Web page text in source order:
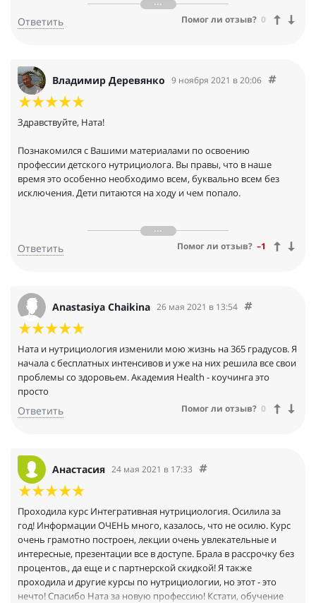
детском развитии. Конечно, материал обширный, сложно
охватить все в доступном
дополняют картину лекций.
Очень удобно и очень благодарю за то, что есть конспекты, с
которыми можно работать,
распечатывать и фиксировать всю информацию на них. Так же
очень удобно, что все
большая работа
организаторов, спасибо им за это! Курс достойный, своих
денег стоит.
Ответить Помог ли отзыв? 0
Владимир Деревянко 9 ноября 2021 в 20:06
Здравствуйте, Ната!
Познакомился с Вашими материалами по освоению
профессии детского нутрициолога. Вы правы, что в наше
время это особенно необходимо всем, буквально всем без
исключения. Дети питаются на ходу и чем попало.
научиться выявлять различные заболевания на ранних этапах
и также составлять рационы питания. Предлагаю создание
аудиторию, уточнить детали – для кого и о чем писать, и
договориться созваниваться раз в месяц для утверждения
контент-плана. Согласен поработать некоторое время в
качестве стажера.
С уважением, мастер копирайтинга Владимир Деревянко
Ответить Помог ли отзыв? –1
Anastasiya Chaikina 26 мая 2021 в 13:54
Ната и нутрициология изменили мою жизнь на 365 градусов. Я
начала с бесплатных интенсивов и уже на них решила все свои
проблемы со здоровьем. Академия Health - коучинга это
просто
Ответить Помог ли отзыв? 0
Анастасия 24 мая 2021 в 17:33
Проходила курс Интегративная нутрициология. Осилила за
год! Информации ОЧЕНЬ много, казалось, что не осилю. Курс
очень грамотно построен, лекции очень увлекательные и
интересные, презентации все в доступе. Брала в рассрочку без
процентов., да еще и с партнерской скидкой! Я также
проходила и другие курсы по нутрициологии, но этот - это
нечто! Спасибо Ната за новую профессию! Кстати, обучение